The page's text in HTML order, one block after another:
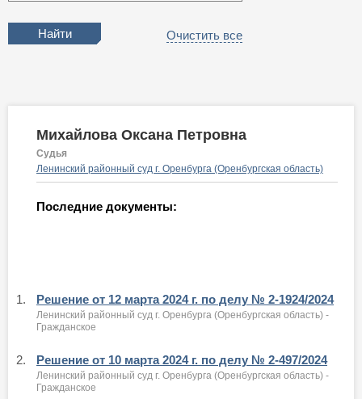
Очистить все
Михайлова Оксана Петровна
Судья
Ленинский районный суд г. Оренбурга (Оренбургская область)
Последние документы:
1. Решение от 12 марта 2024 г. по делу № 2-1924/2024
Ленинский районный суд г. Оренбурга (Оренбургская область) -
Гражданское
2. Решение от 10 марта 2024 г. по делу № 2-497/2024
Ленинский районный суд г. Оренбурга (Оренбургская область) -
Гражданское